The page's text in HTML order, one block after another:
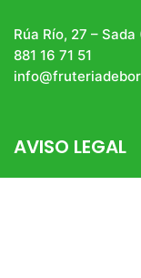
Rúa Río, 27 – Sada
881 16 71 51
AVISO LEGAL